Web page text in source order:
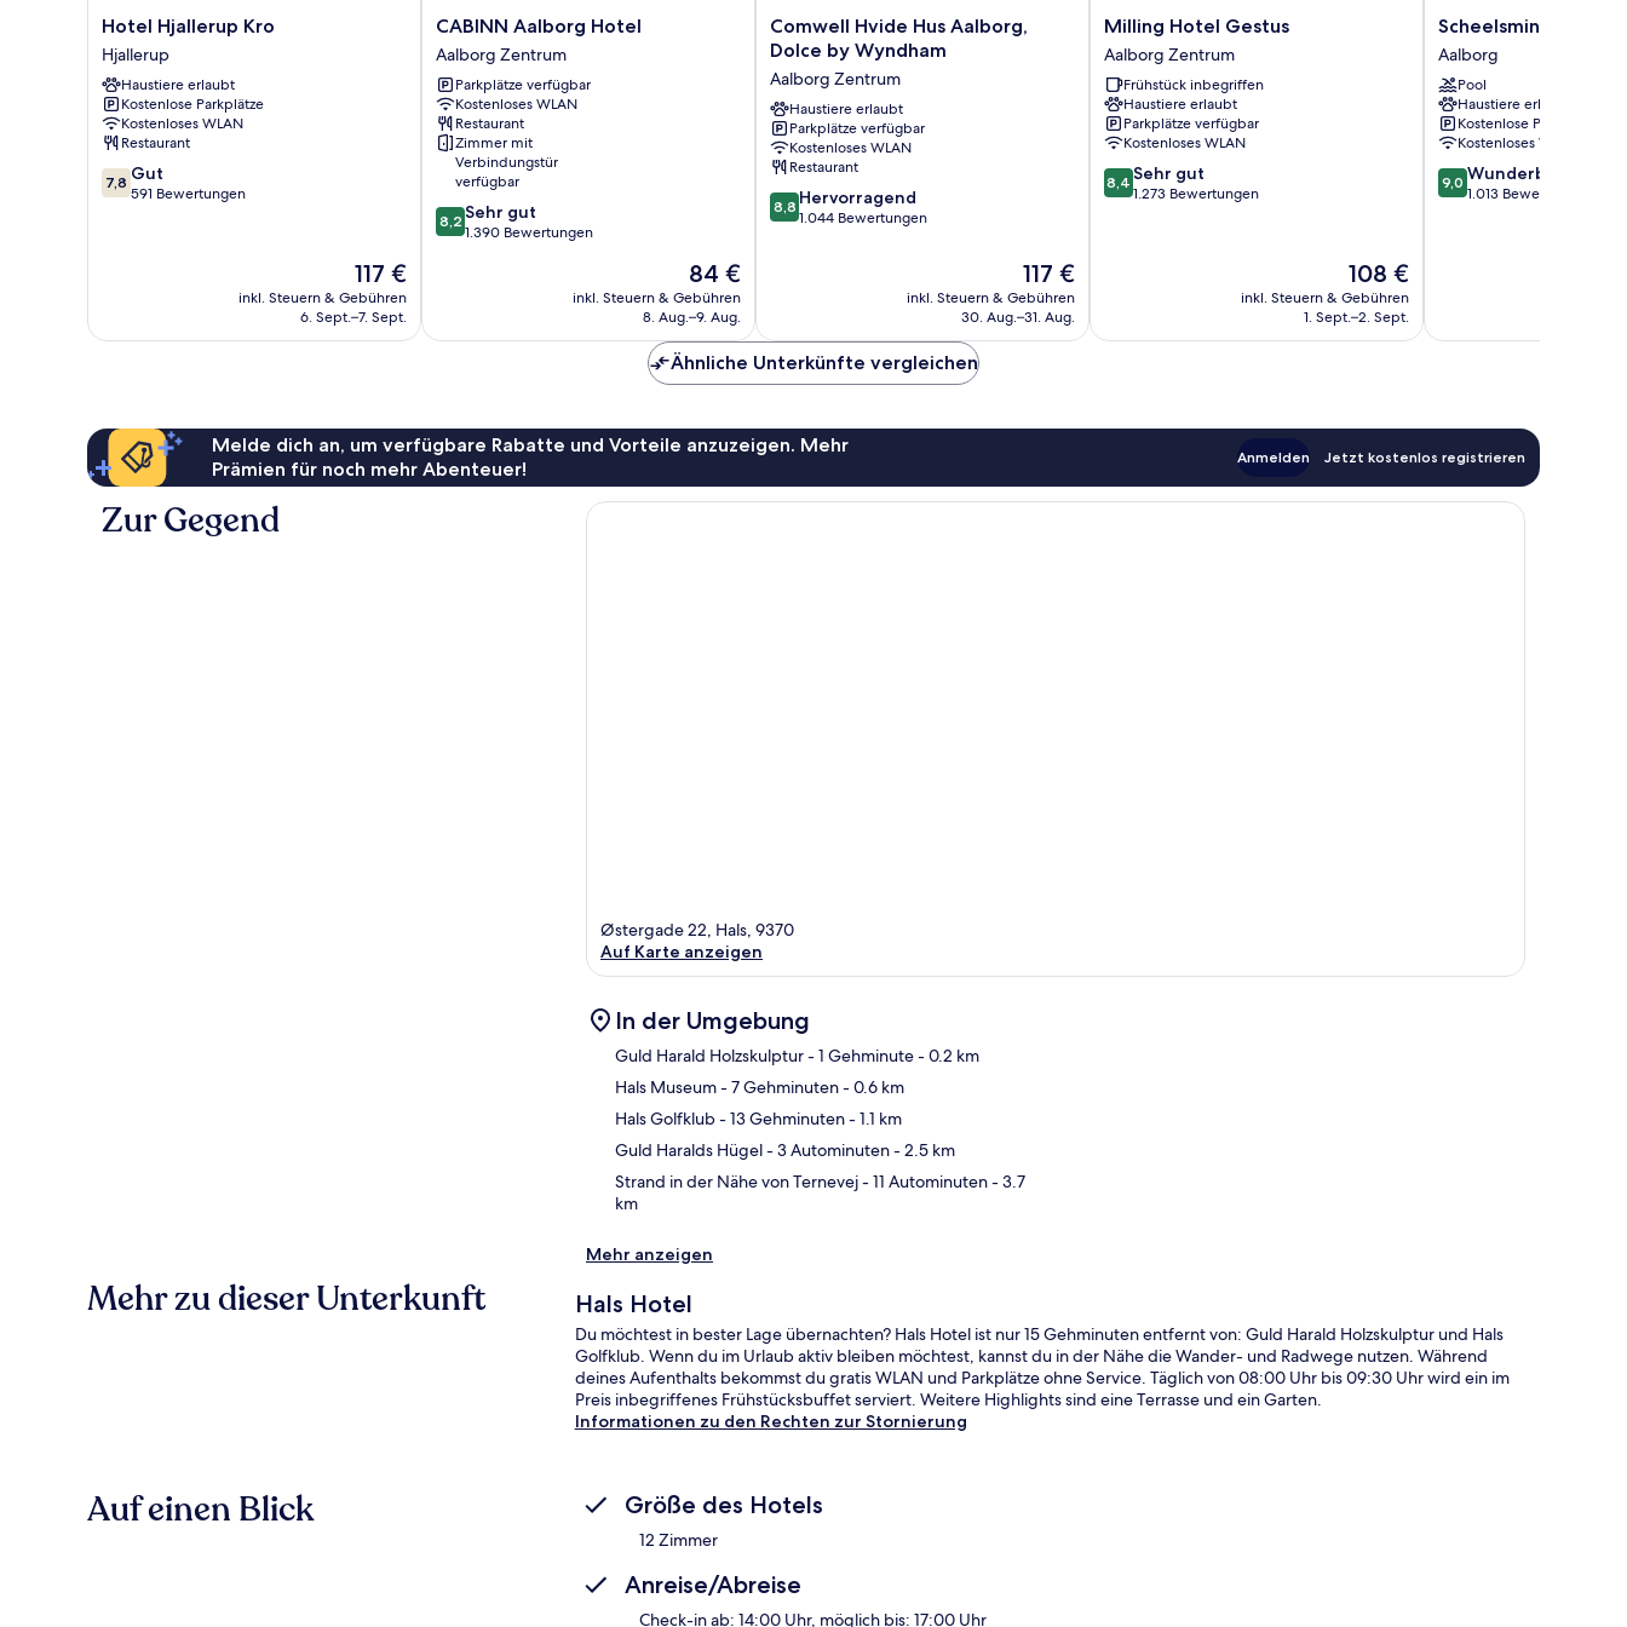
Hotel
Hjallerup
Kro
Hjallerup
Hotel Hjallerup Kro
Hjallerup
Haustiere erlaubt
Kostenlose Parkplätze
Kostenloses WLAN
Restaurant
7.8
von
7,8 Gut
591 Bewertungen
Der
Preis
beträgt
117 €
inkl. Steuern & Gebühren
6. Sept.–7. Sept.
CABINN
Aalborg
Hotel
Aalborg
Zentrum
CABINN Aalborg Hotel
Aalborg Zentrum
Parkplätze verfügbar
Kostenloses WLAN
Restaurant
Zimmer mit
Verbindungstür
verfügbar
8.2
von
Bewertungen
8,2 Sehr gut
1.390 Bewertungen
Der
Preis
beträgt
84 €
inkl. Steuern & Gebühren
8. Aug.–9. Aug.
Comwell
Hvide
Aalborg,
Dolce
by
Wyndham
Aalborg
Zentrum
Comwell Hvide Hus Aalborg,
Dolce by Wyndham
Aalborg Zentrum
Haustiere erlaubt
Parkplätze verfügbar
Kostenloses WLAN
Restaurant
8.8
von
8,8 Hervorragend
1.044 Bewertungen
Der
Preis
beträgt
117 €
inkl. Steuern & Gebühren
30. Aug.–31. Aug.
Milling
Hotel
Gestus
Aalborg
Zentrum
Milling Hotel Gestus
Aalborg Zentrum
Frühstück inbegriffen
Haustiere erlaubt
Parkplätze verfügbar
Kostenloses WLAN
8.4
von
8,4 Sehr gut
1.273 Bewertungen
Der
Preis
beträgt
108 €
inkl. Steuern & Gebühren
1. Sept.–2. Sept.
Scheelsminde
Herregård
Aalborg
Scheelsminde
Aalborg
Pool
Haustiere erlaubt
Kostenlose Parkplätze
Kostenloses WLAN
9.0
von
9,0 Wunderbar
1.013 Bewertungen
Ähnliche Unterkünfte vergleichen
Melde dich an, um verfügbare Rabatte und Vorteile anzuzeigen. Mehr
Prämien für noch mehr Abenteuer!
Anmelden Jetzt kostenlos registrieren
Zur Gegend
Østergade 22, Hals, 9370
Auf Karte anzeigen
In der Umgebung
Guld Harald Holzskulptur- 1 Gehminute- 0.2 km
Hals Museum- 7 Gehminuten- 0.6 km
Hals Golfklub- 13 Gehminuten- 1.1 km
Guld Haralds Hügel- 3 Autominuten- 2.5 km
Strand in der Nähe von Ternevej- 11 Autominuten- 3.7
km
Mehr anzeigen
Mehr zu dieser Unterkunft Hals Hotel
Du möchtest in bester Lage übernachten? Hals Hotel ist nur 15 Gehminuten entfernt von: Guld Harald Holzskulptur und Hals
Golfklub. Wenn du im Urlaub aktiv bleiben möchtest, kannst du in der Nähe die Wander- und Radwege nutzen. Während
deines Aufenthalts bekommst du gratis WLAN und Parkplätze ohne Service. Täglich von 08:00 Uhr bis 09:30 Uhr wird ein im
Preis inbegriffenes Frühstücksbuffet serviert. Weitere Highlights sind eine Terrasse und ein Garten.
Informationen zu den Rechten zur Stornierung
Auf einen Blick Größe des Hotels
12 Zimmer
Anreise/Abreise
Check-in ab: 14:00 Uhr, möglich bis: 17:00 Uhr